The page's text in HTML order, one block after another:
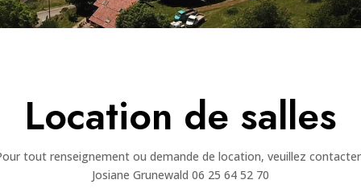
Location de salles
tout renseignement ou demande de location, veuillez
Josiane Grunewald 06 25 64 52 70